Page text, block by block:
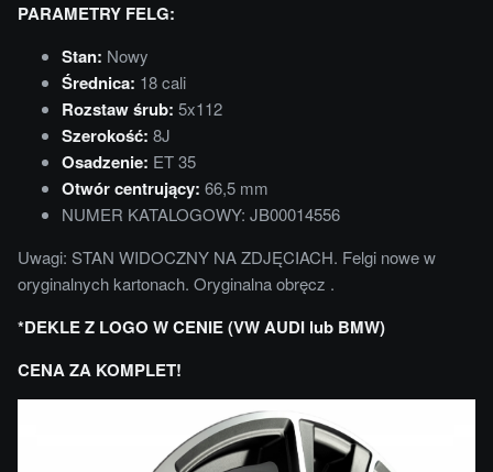
PARAMETRY FELG:
Stan: Nowy
Średnica: 18 cali
Rozstaw śrub: 5x112
Szerokość: 8J
Osadzenie: ET 35
Otwór centrujący: 66,5 mm
NUMER KATALOGOWY: JB00014556
Uwagi: STAN WIDOCZNY NA ZDJĘCIACH. Felgi nowe w
oryginalnych kartonach. Oryginalna obręcz .
*DEKLE Z LOGO W CENIE (VW AUDI lub BMW)
CENA ZA KOMPLET!